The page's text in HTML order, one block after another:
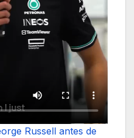
Russell antes de